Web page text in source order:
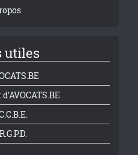
utiles
R.G.P.D.